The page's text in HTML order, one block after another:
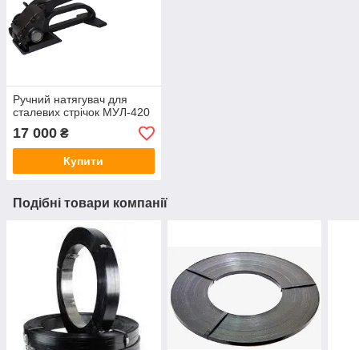
Ручний натягувач для
сталевих стрічок МУЛ-420
17 000 ₴
Купити
Подібні товари компанії